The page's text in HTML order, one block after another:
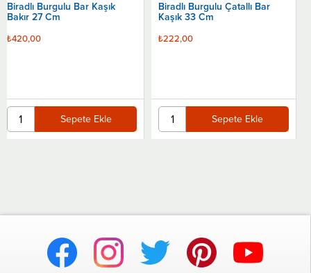
Biradlı Burgulu Çatallı Bar
Kaşık 33 Cm
₺222,00
Sepete Ekle
Sepete Ekle